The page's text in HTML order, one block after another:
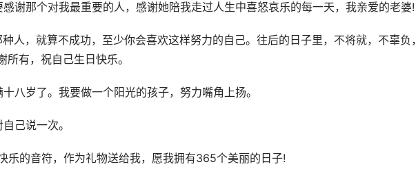
谢那个对我最重要的人，感谢她陪我走过人生中喜怒哀乐的每一天，我亲爱的老婆!
人，就算不成功，至少你会喜欢这样努力的自己。往后的日子里，不将就，不辜负
有，祝自己生日快乐。
八岁了。我要做一个阳光的孩子，努力嘴角上扬。
己说一次。
乐的音符，作为礼物送给我，愿我拥有365个美丽的日子!